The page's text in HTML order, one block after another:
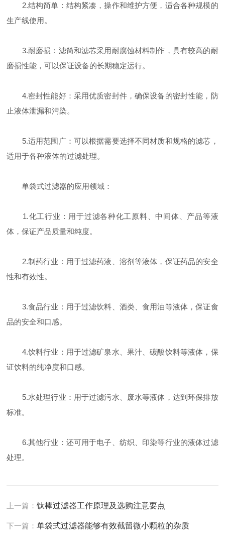
2.结构简单：结构紧凑，操作和维护方便，适合各种规模的
生产线使用。
3.耐磨损：滤筒和滤芯采用耐腐蚀材料制作，具有较高的耐
磨损性能，可以保证设备的长期稳定运行。
4.密封性能好：采用优质密封件，确保设备的密封性能，防
止液体泄漏和污染。
5.适用范围广：可以根据需要选择不同材质和规格的滤芯，
适用于各种液体的过滤处理。
单袋式过滤器的应用领域：
1.化工行业：用于过滤各种化工原料、中间体、产品等液
体，保证产品质量和纯度。
2.制药行业：用于过滤药液、溶剂等液体，保证药品的安全
性和有效性。
3.食品行业：用于过滤饮料、酒类、食用油等液体，保证食
品的安全和口感。
4.饮料行业：用于过滤矿泉水、果汁、碳酸饮料等液体，保
证饮料的纯净度和口感。
5.水处理行业：用于过滤污水、废水等液体，达到环保排放
标准。
6.其他行业：还可用于电子、纺织、印染等行业的液体过滤
处理。
上一篇：钛棒过滤器工作原理及选购注意要点
下一篇：单袋式过滤器能够有效截留微小颗粒的杂质